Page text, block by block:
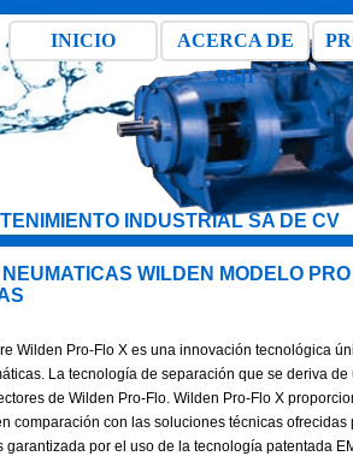
INDUSTRIAL SA DE CV
ACERCA DE
BMI
INICIO
WILDEN MODELO
Wilden Pro-Flo X es una innovación tecnológica
La tecnología de separación que se deriva
de Wilden Pro-Flo. Wilden Pro-Flo X
comparación con las soluciones técnicas ofrecidas
garantizada por el uso de la tecnología patentada